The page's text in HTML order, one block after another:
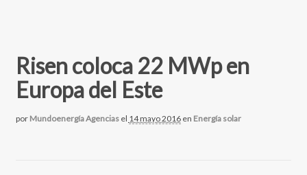
Risen coloca 22 MWp en
Europa del Este
por Mundoenergía Agencias el 14 mayo 2016 en Energía solar